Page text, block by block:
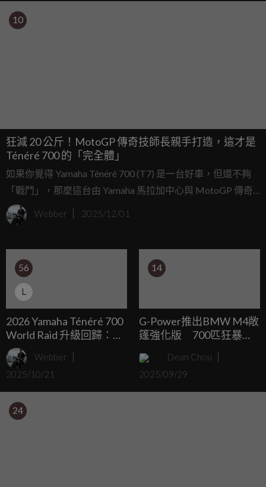
10
狂減 20 公斤！MotoGP 傳奇技師長親手打造，這才是
Ténéré 700 的「完全體」
如果你覺得 Yamaha Ténéré 700 (T7) 是一台好車，但還不夠
「戰鬥」，那麼這台由 Yamaha 馬拉加中心與 MotoGP 傳奇
技師長 Ramón Forcada 聯手打造的 「PURA 01」，絕對會讓
你大開眼界。
Webber 2025/12/01
56
L
2026 Yamaha Ténéré 700
World Raid 升級回歸：
YCC-T＋6 軸 IMU、23L
雙油箱續航 500 公里
Webber
2025/10/21
14
G-Power推出BMW M4敞
篷強化版 700匹狂暴火
Dean Chou
2025/09/29
24